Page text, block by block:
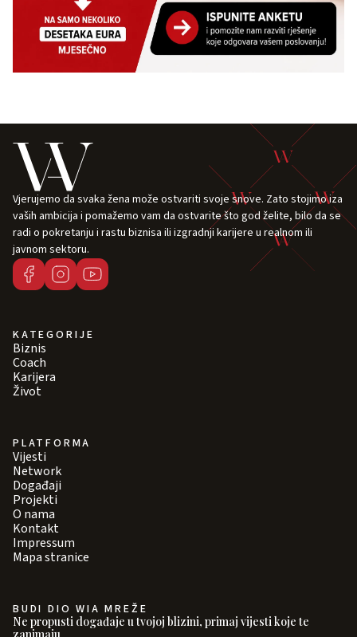
Vjerujemo da svaka žena može ostvariti svoje snove. Zato stojimo iza
vaših ambicija i pomažemo vam da ostvarite što god želite, bilo da se
radi o pokretanju i rastu biznisa ili izgradnji karijere u realnom ili
javnom sektoru.
KATEGORIJE
Biznis
Coach
Karijera
Život
PLATFORMA
Vijesti
Network
Događaji
Projekti
O nama
Kontakt
Impressum
Mapa stranice
BUDI DIO WIA MREŽE
Ne propusti događaje u tvojoj blizini, primaj vijesti koje te